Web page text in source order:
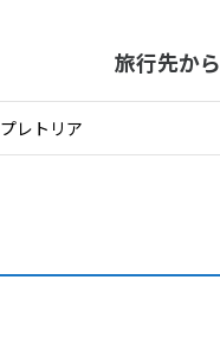
旅行先から